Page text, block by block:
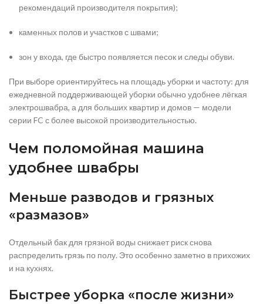
рекомендаций производителя покрытия);
каменных полов и участков с швами;
зон у входа, где быстро появляется песок и следы обуви.
При выборе ориентируйтесь на площадь уборки и частоту: для
ежедневной поддерживающей уборки обычно удобнее лёгкая
электрошвабра, а для больших квартир и домов — модели
серии FC с более высокой производительностью.
Чем поломойная машина
удобнее швабры
Меньше разводов и грязных
«размазов»
Отдельный бак для грязной воды снижает риск снова
распределить грязь по полу. Это особенно заметно в прихожих
и на кухнях.
Быстрее уборка «после жизни»